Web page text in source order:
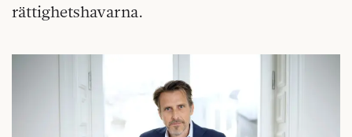
rättighetshavarna.